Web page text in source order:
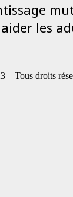
les
– Tous droits